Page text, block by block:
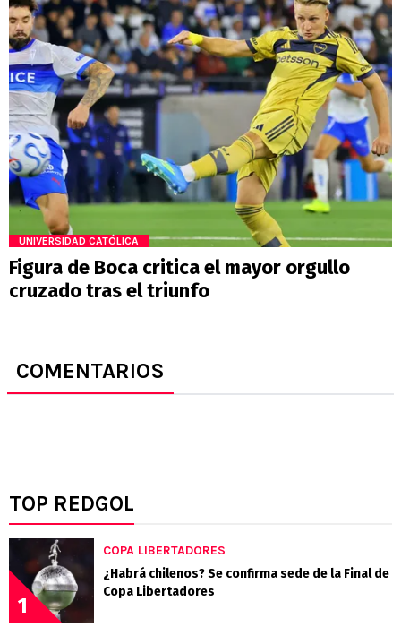
UNIVERSIDAD CATÓLICA
Figura de Boca critica el mayor orgullo
cruzado tras el triunfo
COMENTARIOS
TOP REDGOL
1
COPA LIBERTADORES
¿Habrá chilenos? Se confirma sede de la Final de
Copa Libertadores